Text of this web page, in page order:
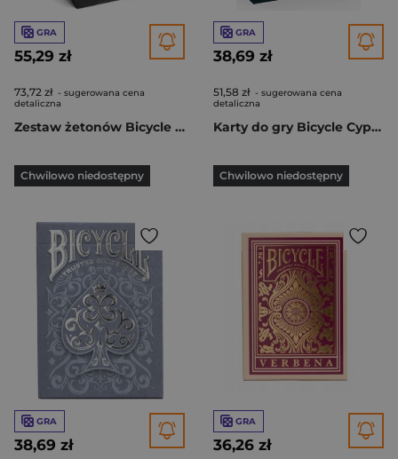
GRA
55,29 zł
73,72 zł - sugerowana cena
detaliczna
Zestaw żetonów Bicycle Poker Chips
Chwilowo niedostępny
GRA
38,69 zł
51,58 zł - sugerowana cena
detaliczna
Karty do gry Bicycle Cypher
Chwilowo niedostępny
GRA
38,69 zł
GRA
36,26 zł